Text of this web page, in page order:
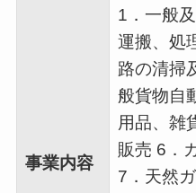
事業内容
1．一般
運搬、処
路の清掃
般貨物自
用品、雑
販売 6．
7．天然